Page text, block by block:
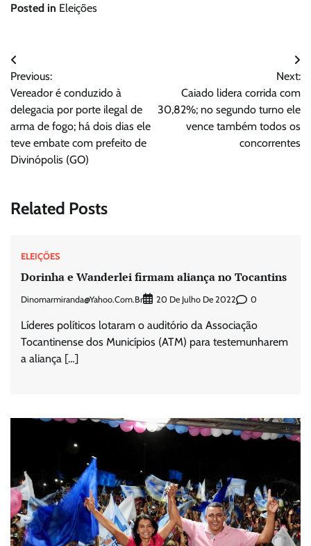
Posted in Eleições
Navegação
de
Post
Previous:
Vereador é conduzido à
delegacia por porte ilegal de
arma de fogo; há dois dias ele
teve embate com prefeito de
Divinópolis (GO)
Next:
Caiado lidera corrida com
30,82%; no segundo turno ele
vence também todos os
concorrentes
Related Posts
ELEIÇÕES
Dorinha e Wanderlei firmam aliança no Tocantins
Dinomarmiranda@yahoo.com.br 20 De Julho De 2022 0
Líderes políticos lotaram o auditório da Associação
Tocantinense dos Municípios (ATM) para testemunharem
a aliança […]